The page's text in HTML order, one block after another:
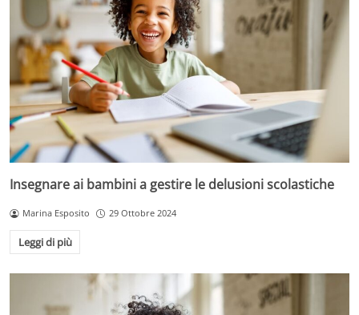
Insegnare ai bambini a gestire le delusioni scolastiche
Marina Esposito 29 Ottobre 2024
Leggi di più